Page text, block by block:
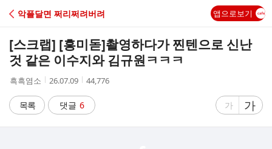
C
A
악플달면 쩌리쩌려버려 앱으로보기
[스크랩] [흥미돋]촬영하다가 찐텐으로 신난
것 같은 이수지와 김규원ㅋㅋㅋ
작
자
흑흑염소
작
시
간
26.07.09
조
수
44,776
목록 댓글 6
글
가
글
자
가